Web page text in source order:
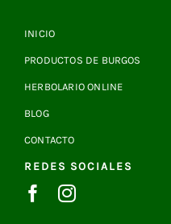
INICIO
PRODUCTOS DE BURGOS
HERBOLARIO ONLINE
BLOG
CONTACTO
REDES SOCIALES